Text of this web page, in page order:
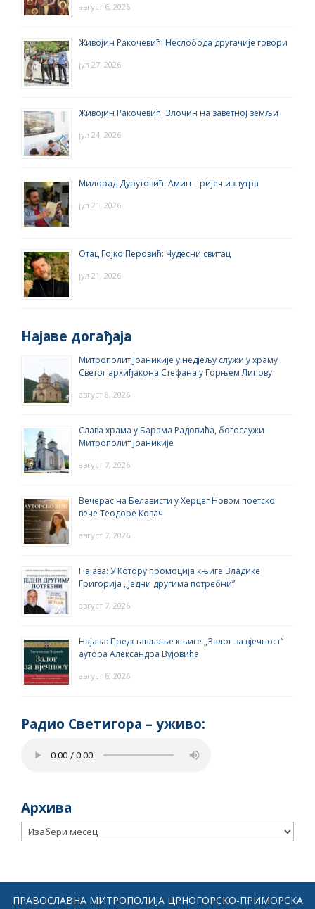
август 6, 2026
Живојин Ракочевић: Неслобода другачије говори
јул 27, 2026
Живојин Ракочевић: Злочин на заветној земљи
јул 24, 2026
Милорад Дурутовић: Амин – ријеч изнутра
јул 21, 2026
Отац Гојко Перовић: Чудесни свитац
јул 21, 2026
Најаве догађаја
Митрополит Јоаникије у недјељу служи у храму
Светог архиђакона Стефана у Горњем Липову
август 8, 2026
Слава храма у Барама Радовића, богослужи
Митрополит Јоаникије
август 7, 2026
Вечерас на Белависти у Херцег Новом поетско
вече Теодоре Ковач
август 7, 2026
Најава: У Котору промоција књиге Владике
Григорија ,,Једни другима потребни”
август 7, 2026
Најава: Представљање књиге „Залог за вјечност“
аутора Александра Вујовића
август 6, 2026
Радио Светигора – yживо:
Архива
Архива
ПРАВОСЛАВНА МИТРОПОЛИЈА ЦРНОГОРСКО-ПРИМОРСКА